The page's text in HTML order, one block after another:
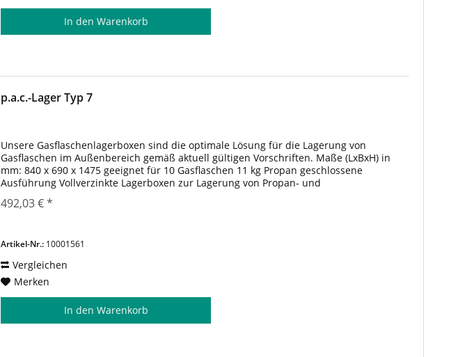
In den Warenkorb
p.a.c.-Lager Typ 7
Unsere Gasflaschenlagerboxen sind die optimale Lösung für die Lagerung von
Gasflaschen im Außenbereich gemäß aktuell gültigen Vorschriften. Maße (LxBxH) in
mm: 840 x 690 x 1475 geeignet für 10 Gasflaschen 11 kg Propan geschlossene
Ausführung Vollverzinkte Lagerboxen zur Lagerung von Propan- und
Treibgasflaschen im Innen- und Außenbereich. Die Lagerboxen bestehen aus
Lagerbox...
492,03 € *
Artikel-Nr.: 10001561
Vergleichen
Merken
In den Warenkorb